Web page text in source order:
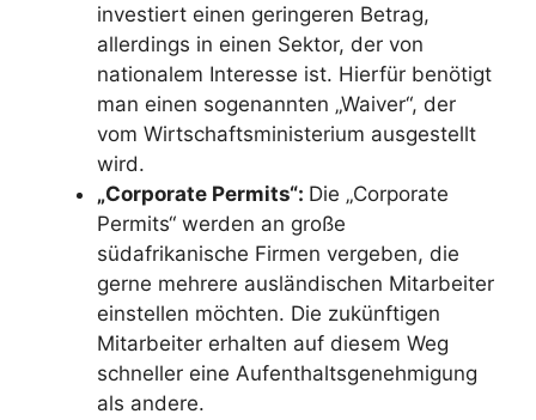
investiert einen geringeren Betrag,
allerdings in einen Sektor, der von
nationalem Interesse ist. Hierfür benötigt
man einen sogenannten „Waiver“, der
vom Wirtschaftsministerium ausgestellt
wird.
„Corporate Permits“: Die „Corporate
Permits“ werden an große
südafrikanische Firmen vergeben, die
gerne mehrere ausländischen Mitarbeiter
einstellen möchten. Die zukünftigen
Mitarbeiter erhalten auf diesem Weg
schneller eine Aufenthaltsgenehmigung
als andere.